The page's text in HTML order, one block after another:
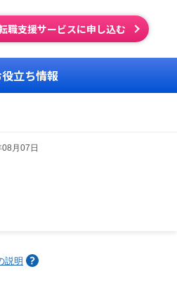
職支援サービスに申し込む
立ち情報
月07日
説明